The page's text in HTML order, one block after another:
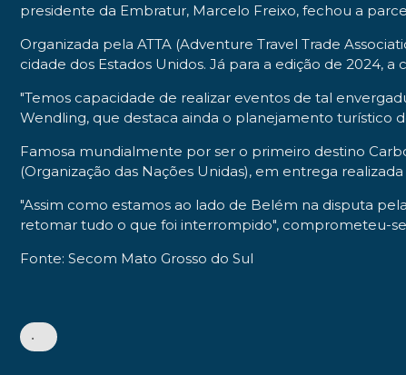
presidente da Embratur, Marcelo Freixo, fechou a
Organizada pela ATTA (Adventure Travel Trade
cidade dos Estados Unidos. Já para a edição de 2024,
"Temos capacidade de realizar eventos de tal
Wendling, que destaca ainda o planejamento turístico
Famosa mundialmente por ser o primeiro destino
(Organização das Nações Unidas), em entrega
"Assim como estamos ao lado de Belém na disputa
retomar tudo o que foi interrompido", comprometeu-
Fonte: Secom Mato Grosso do Sul
•